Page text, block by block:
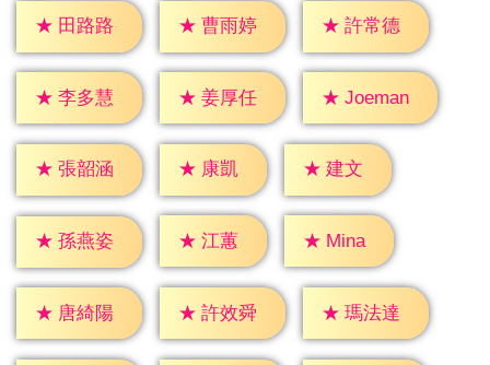
★ 田路路 ★ 曹雨婷 ★ 許常德
★ 李多慧 ★ 姜厚任 ★ Joeman
★ 張韶涵 ★ 康凱 ★ 建文
★ 孫燕姿 ★ 江蕙 ★ Mina
★ 唐綺陽 ★ 許效舜 ★ 瑪法達